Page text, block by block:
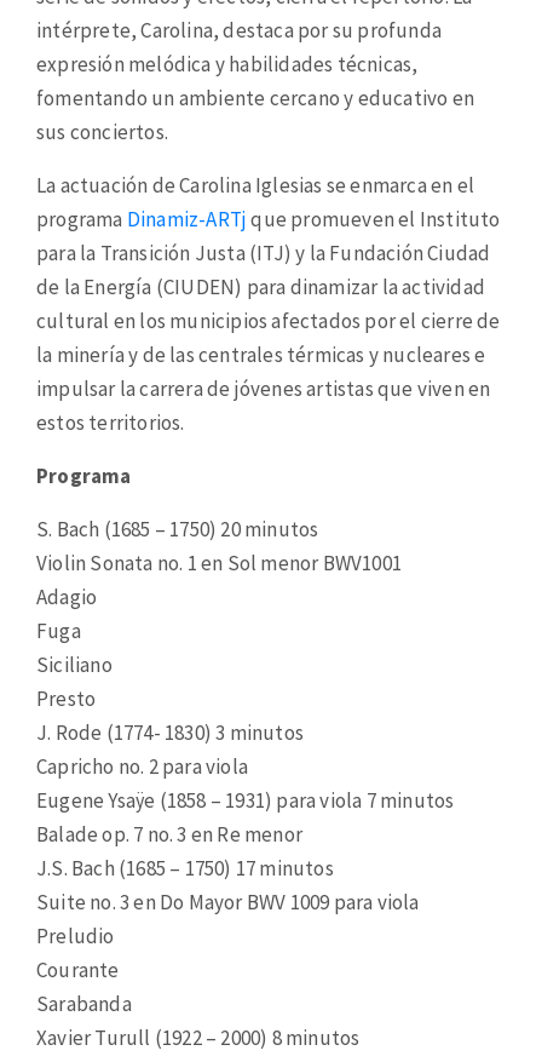
intérprete, Carolina, destaca por su profunda
expresión melódica y habilidades técnicas,
fomentando un ambiente cercano y educativo en
sus conciertos.
La actuación de Carolina Iglesias se enmarca en el
programa Dinamiz-ARTjque promueven el Instituto
para la Transición Justa (ITJ) y la Fundación Ciudad
de la Energía (CIUDEN) para dinamizar la actividad
cultural en los municipios afectados por el cierre de
la minería y de las centrales térmicas y nucleares e
impulsar la carrera de jóvenes artistas que viven en
estos territorios.
Programa
S. Bach (1685 – 1750) 20 minutos
Violin Sonata no. 1 en Sol menor BWV1001
Adagio
Fuga
Siciliano
Presto
J. Rode (1774- 1830) 3 minutos
Capricho no. 2 para viola
Eugene Ysaÿe (1858 – 1931) para viola 7 minutos
Balade op. 7 no. 3 en Re menor
J.S. Bach (1685 – 1750) 17 minutos
Suite no. 3 en Do Mayor BWV 1009 para viola
Preludio
Courante
Sarabanda
Xavier Turull (1922 – 2000) 8 minutos